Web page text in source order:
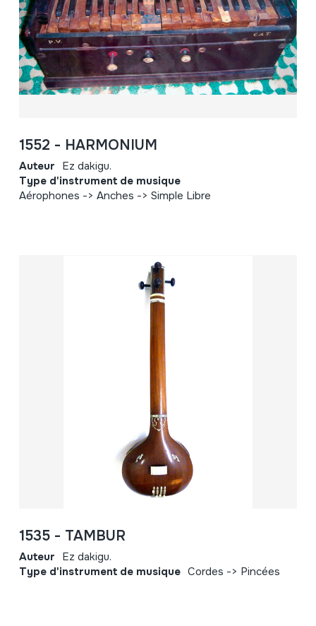
1552 - HARMONIUM
Auteur Ez dakigu.
Type d'instrument de musique
Aérophones -> Anches -> Simple Libre
1535 - TAMBUR
Auteur Ez dakigu.
Type d'instrument de musique Cordes -> Pincées